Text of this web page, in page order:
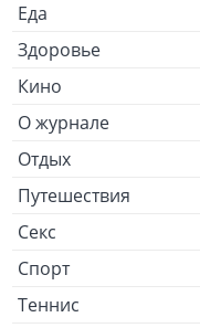
Еда
Здоровье
Кино
О журнале
Отдых
Путешествия
Секс
Спорт
Теннис